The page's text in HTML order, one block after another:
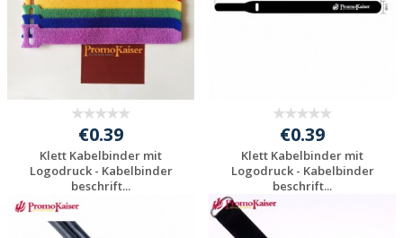
€0.39
Klett Kabelbinder mit
Logodruck - Kabelbinder
beschrift...
Individuelle
Werbeartikel
€0.39
Klett Kabelbinder mit
Logodruck - Kabelbinder
beschrift...
Werbeartikel